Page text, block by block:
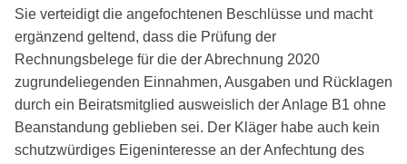
Sie verteidigt die angefochtenen Beschlüsse und macht
ergänzend geltend, dass die Prüfung der
Rechnungsbelege für die der Abrechnung 2020
zugrundeliegenden Einnahmen, Ausgaben und Rücklagen
durch ein Beiratsmitglied ausweislich der Anlage B1 ohne
Beanstandung geblieben sei. Der Kläger habe auch kein
schutzwürdiges Eigeninteresse an der Anfechtung des